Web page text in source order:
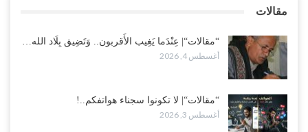
أغسطس 1, 2026
مقالات
“مقالات“| عِنْدَما يَغِيب الأَقربون.. وَتَضِيق بِلَاد الله…
أغسطس 4, 2026
“مقالات“| لا تكونوا سجناء هواتفكم..!
أغسطس 3, 2026